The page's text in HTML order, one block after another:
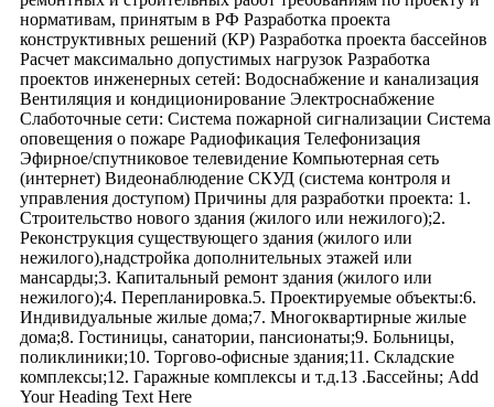
нормативам, принятым в РФ Разработка проекта
конструктивных решений (КР) Разработка проекта бассейнов
Расчет максимально допустимых нагрузок Разработка
проектов инженерных сетей: Водоснабжение и канализация
Вентиляция и кондиционирование Электроснабжение
Слаботочные сети: Система пожарной сигнализации Система
оповещения о пожаре Радиофикация Телефонизация
Эфирное/спутниковое телевидение Компьютерная сеть
(интернет) Видеонаблюдение СКУД (система контроля и
управления доступом) Причины для разработки проекта: 1.
Строительство нового здания (жилого или нежилого);2.
Реконструкция существующего здания (жилого или
нежилого),надстройка дополнительных этажей или
мансарды;3. Капитальный ремонт здания (жилого или
нежилого);4. Перепланировка.5. Проектируемые объекты:6.
Индивидуальные жилые дома;7. Многоквартирные жилые
дома;8. Гостиницы, санатории, пансионаты;9. Больницы,
поликлиники;10. Торгово-офисные здания;11. Складские
комплексы;12. Гаражные комплексы и т.д.13 .Бассейны; Add
Your Heading Text Here